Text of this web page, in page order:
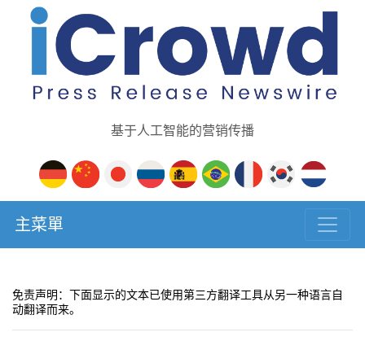
基于人工智能的营销传播
主菜單
免责声明：下面显示的文本已使用第三方翻译工具从另一种语言自
动翻译而来。